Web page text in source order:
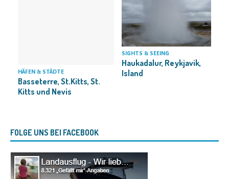
HÄFEN & STÄDTE
Basseterre, St.Kitts, St.
Kitts und Nevis
SIGHTS & SEEING
Haukadalur, Reykjavik,
Island
FOLGE UNS BEI FACEBOOK